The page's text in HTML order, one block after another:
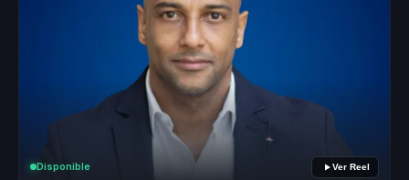
Disponible Ver Reel